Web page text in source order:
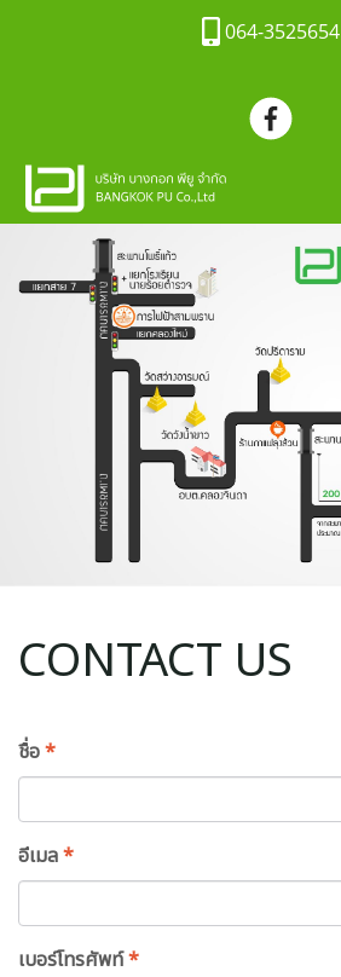
064-3525654
CONTACT US
ชื่อ*
อีเมล*
เบอร์โทรศัพท์*